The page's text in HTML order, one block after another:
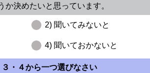
めたいと思っています。
2) 聞いてみないと
4) 聞いておかないと
・４から一つ選びなさい